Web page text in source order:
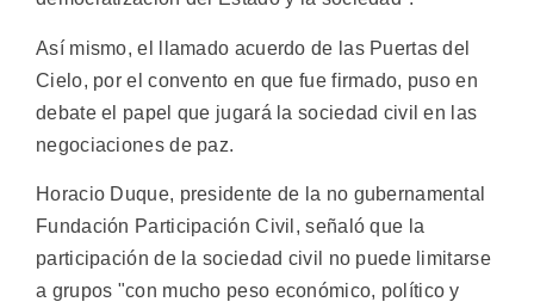
Así mismo, el llamado acuerdo de las Puertas del
Cielo, por el convento en que fue firmado, puso en
debate el papel que jugará la sociedad civil en las
negociaciones de paz.
Horacio Duque, presidente de la no gubernamental
Fundación Participación Civil, señaló que la
participación de la sociedad civil no puede limitarse
a grupos "con mucho peso económico, político y